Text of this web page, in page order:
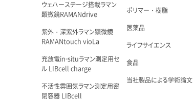
ウェハーステージ搭載ラマン
顕微鏡RAMANdrive
紫外・深紫外ラマン顕微鏡
RAMANtouch vioLa
充放電in-situラマン測定用セ
ル LIBcell charge
不活性雰囲気ラマン測定用密
閉容器 LIBcell
ポリマー・樹脂
医薬品
ライフサイエンス
食品
当社製品による学術論文